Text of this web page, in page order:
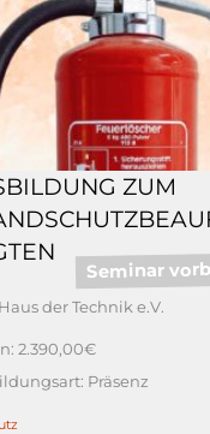
ZUM
Seminar
der Technik e.V.
2.390,00€
Präsenz